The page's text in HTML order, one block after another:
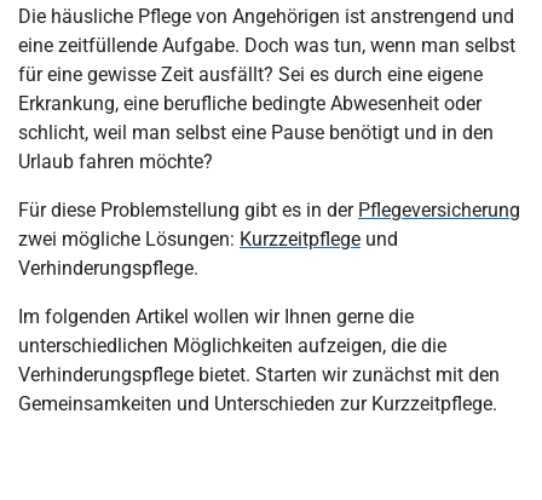
Exkurs: Was ist Kurzzeitpflege, was ist Verhinderungspflege?
Was sind die Voraussetzungen, um Verhinderungspflege in
Anspruch nehmen zu können?
Verhinderungspflege und Demenz
Verhinderungspflege?
Verhinderungspflege und Pflegegeld
Für diese Leistungen können Sie Verhinderungspflege nutzen
Gibt es eine Begrenzung, wie oft Verhinderungspflege genutzt
werden kann?
Verhinderungspflege beantragen – was ist zu beachten?
Die häusliche Pflege von Angehörigen ist anstrengend und
eine zeitfüllende Aufgabe. Doch was tun, wenn man selbst
für eine gewisse Zeit ausfällt? Sei es durch eine eigene
Erkrankung, eine berufliche bedingte Abwesenheit oder
schlicht, weil man selbst eine Pause benötigt und in den
Urlaub fahren möchte?
Für diese Problemstellung gibt es in der Pflegeversicherung
zwei mögliche Lösungen: Kurzzeitpflege und
Verhinderungspflege.
Im folgenden Artikel wollen wir Ihnen gerne die
unterschiedlichen Möglichkeiten aufzeigen, die die
Verhinderungspflege bietet. Starten wir zunächst mit den
Gemeinsamkeiten und Unterschieden zur Kurzzeitpflege.